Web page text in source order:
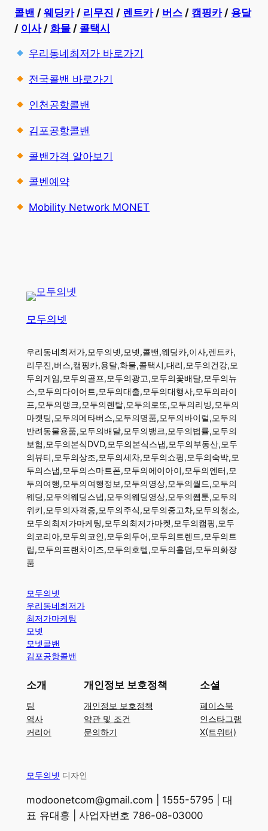
콜밴 / 웨딩카/ 리무진 / 렌트카/ 버스 / 캠핑카/ 용달
/ 이사/ 화물 / 콜택시
우리동네최저가 바로가기
전국콜밴 바로가기
인천공항콜밴
김포공항콜밴
콜밴가격 알아보기
콜벤예약
Mobility Network MONET
모두의넷
우리동네최저가,모두의넷,모넷,콜밴,웨딩카,이사,렌트카,
리무진,버스,캠핑카,용달,화물,콜택시,대리,모두의건강,모
두의게임,모두의골프,모두의광고,모두의꽃배달,모두의뉴
스,모두의다이어트,모두의대출,모두의대행사,모두의라이
프,모두의랭크,모두의렌탈,모두의로또,모두의리빙,모두의
마켓팅,모두의메타버스,모두의명품,모두의바이럴,모두의
반려동물용품,모두의배달,모두의뱅크,모두의법률,모두의
보험,모두의본식DVD,모두의본식스냅,모두의부동산,모두
의뷰티,모두의상조,모두의세차,모두의쇼핑,모두의숙박,모
두의스냅,모두의스마트폰,모두의에이아이,모두의엔터,모
두의여행,모두의여행정보,모두의영상,모두의월드,모두의
웨딩,모두의웨딩스냅,모두의웨딩영상,모두의웹툰,모두의
위키,모두의자격증,모두의주식,모두의중고차,모두의청소,
모두의최저가마케팅,모두의최저가마켓,모두의캠핑,모두
의코리아,모두의코인,모두의투어,모두의트렌드,모두의트
립,모두의프랜차이즈,모두의호텔,모두의홀덤,모두의화장
품
모두의넷
우리동네최저가
최저가마케팅
모넷
모넷콜밴
김포공항콜밴
소개
팀
역사
커리어
개인정보 보호정책
개인정보 보호정책
약관 및 조건
문의하기
소셜
페이스북
인스타그램
X(트위터)
모두의넷 디자인
modoonetcom@gmail.com | 1555-5795 | 대
표 유대흥 | 사업자번호 786-08-03000